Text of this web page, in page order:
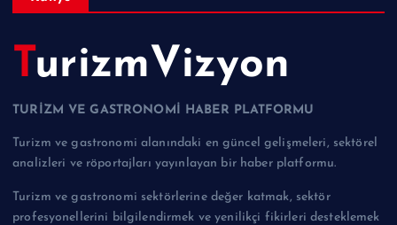
TurizmVizyon
TURİZM VE GASTRONOMİ HABER PLATFORMU
Turizm ve gastronomi alanındaki en güncel gelişmeleri, sektörel
analizleri ve röportajları yayınlayan bir haber platformu.
Turizm ve gastronomi sektörlerine değer katmak, sektör
profesyonellerini bilgilendirmek ve yenilikçi fikirleri desteklemek